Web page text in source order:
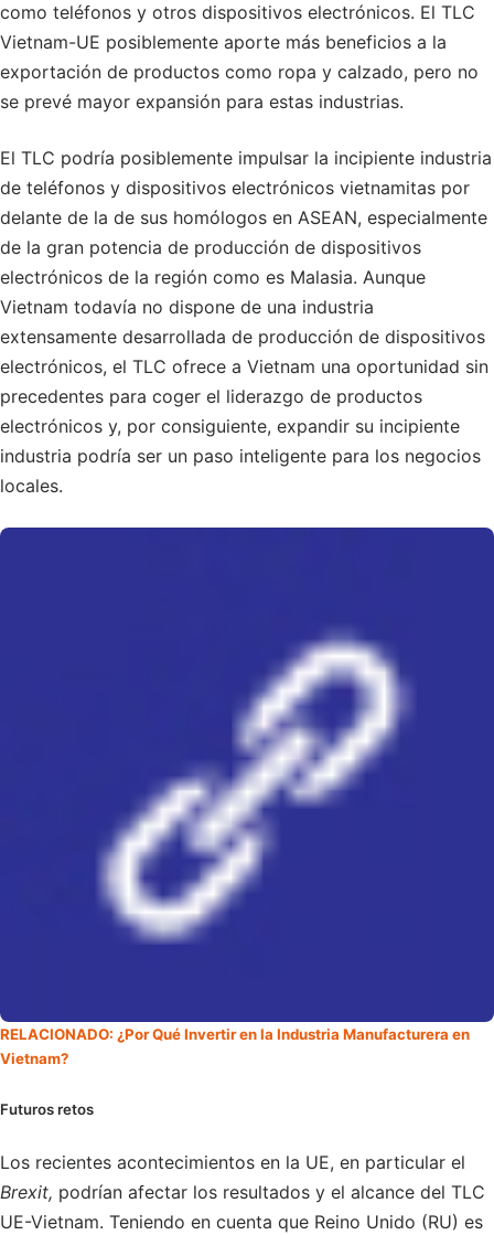
como teléfonos y otros dispositivos electrónicos. El TLC
Vietnam-UE posiblemente aporte más beneficios a la
exportación de productos como ropa y calzado, pero no
se prevé mayor expansión para estas industrias.
El TLC podría posiblemente impulsar la incipiente industria
de teléfonos y dispositivos electrónicos vietnamitas por
delante de la de sus homólogos en ASEAN, especialmente
de la gran potencia de producción de dispositivos
electrónicos de la región como es Malasia. Aunque
Vietnam todavía no dispone de una industria
extensamente desarrollada de producción de dispositivos
electrónicos, el TLC ofrece a Vietnam una oportunidad sin
precedentes para coger el liderazgo de productos
electrónicos y, por consiguiente, expandir su incipiente
industria podría ser un paso inteligente para los negocios
locales.
RELACIONADO: ¿Por Qué Invertir en la Industria Manufacturera en
Vietnam?
Futuros retos
Los recientes acontecimientos en la UE, en particular el
Brexit, podrían afectar los resultados y el alcance del TLC
UE-Vietnam. Teniendo en cuenta que Reino Unido (RU) es